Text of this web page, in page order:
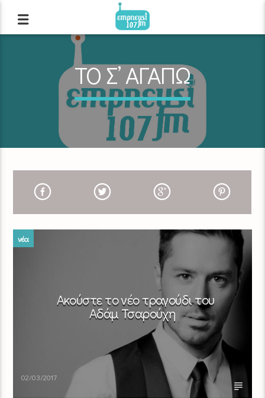
ΤΟ Σ’ ΑΓΑΠΩ
νέα
Ακούστε το νέο τραγούδι του
Αδάμ Τσαρούχη
02/03/2017